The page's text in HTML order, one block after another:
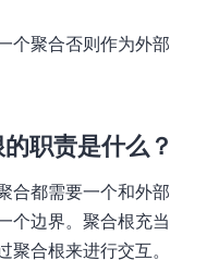
个聚合否则作为外部
职责是什么？
合都需要一个和外部
个边界。聚合根充当
合根来进行交互。